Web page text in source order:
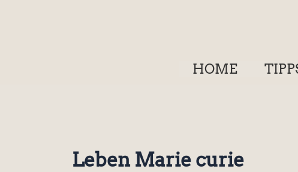
HOME
Leben Marie curie